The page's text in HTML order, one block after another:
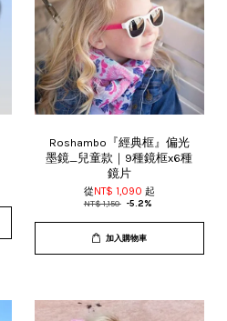
Roshambo『經典框』偏光
墨鏡_兒童款｜9種鏡框x6種
鏡片
從 NT$ 1,090 起
NT$ 1,150 -5.2%
加入購物車